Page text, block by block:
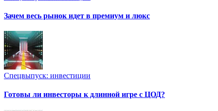
Зачем весь рынок идет в премиум и люкс
Спецвыпуск: инвестиции
Готовы ли инвесторы к длинной игре с ЦОД?